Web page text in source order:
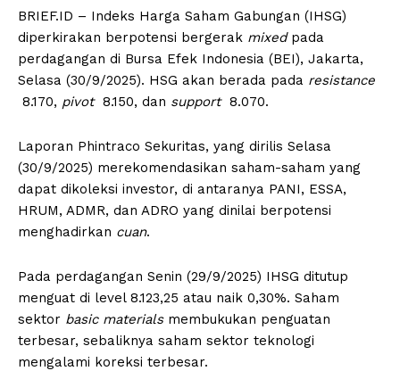
BRIEF.ID – Indeks Harga Saham Gabungan (IHSG)
diperkirakan berpotensi bergerak mixedpada
perdagangan di Bursa Efek Indonesia (BEI), Jakarta,
Selasa (30/9/2025). HSG akan berada pada resistance
8.170, pivot8.150, dan support 8.070.
Laporan Phintraco Sekuritas, yang dirilis Selasa
(30/9/2025) merekomendasikan saham-saham yang
dapat dikoleksi investor, di antaranya PANI, ESSA,
HRUM, ADMR, dan ADRO yang dinilai berpotensi
menghadirkan cuan.
Pada perdagangan Senin (29/9/2025) IHSG ditutup
menguat di level 8.123,25 atau naik 0,30%. Saham
sektor basic materialsmembukukan penguatan
terbesar, sebaliknya saham sektor teknologi
mengalami koreksi terbesar.